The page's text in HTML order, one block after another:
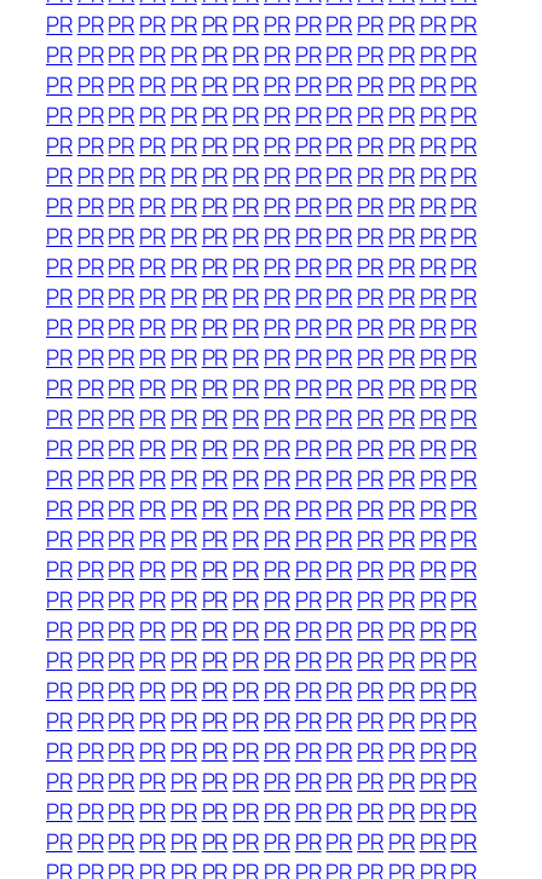
PRPRPRPRPR PRPRPRPRPRPRPR PRPR
PRPRPRPRPR PRPRPRPRPRPRPR PRPR
PRPRPRPRPR PRPRPRPRPRPRPR PRPR
PRPRPRPRPR PRPRPRPRPRPRPR PRPR
PRPRPRPRPR PRPRPRPRPRPRPR PRPR
PRPRPRPRPR PRPRPRPRPRPRPR PRPR
PRPRPRPRPR PRPRPRPRPRPRPR PRPR
PRPRPRPRPR PRPRPRPRPRPRPR PRPR
PRPRPRPRPR PRPRPRPRPRPRPR PRPR
PRPRPRPRPR PRPRPRPRPRPRPR PRPR
PRPRPRPRPR PRPRPRPRPRPRPR PRPR
PRPRPRPRPR PRPRPRPRPRPRPR PRPR
PRPRPRPRPR PRPRPRPRPRPRPR PRPR
PRPRPRPRPR PRPRPRPRPRPRPR PRPR
PRPRPRPRPR PRPRPRPRPRPRPR PRPR
PRPRPRPRPR PRPRPRPRPRPRPR PRPR
PRPRPRPRPR PRPRPRPRPRPRPR PRPR
PRPRPRPRPR PRPRPRPRPRPRPR PRPR
PRPRPRPRPR PRPRPRPRPRPRPR PRPR
PRPRPRPRPR PRPRPRPRPRPRPR PRPR
PRPRPRPRPR PRPRPRPRPRPRPR PRPR
PRPRPRPRPR PRPRPRPRPRPRPR PRPR
PRPRPRPRPR PRPRPRPRPRPRPR PRPR
PRPRPRPRPR PRPRPRPRPRPRPR PRPR
PRPRPRPRPR PRPRPRPRPRPRPR PRPR
PRPRPRPRPR PRPRPRPRPRPRPR PRPR
PRPRPRPRPR PRPRPRPRPRPRPR PRPR
PRPRPRPRPR PRPRPRPRPRPRPR PRPR
PRPRPRPRPR PRPRPRPRPRPRPR PRPR